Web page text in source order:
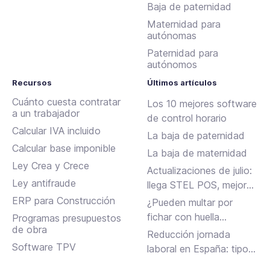
Baja de paternidad
Maternidad para
autónomas
Paternidad para
autónomos
Recursos
Cuánto cuesta contratar
a un trabajador
Calcular IVA incluido
Calcular base imponible
Ley Crea y Crece
Ley antifraude
ERP para Construcción
Programas presupuestos
de obra
Software TPV
Últimos artículos
Los 10 mejores software
de control horario
La baja de paternidad
La baja de maternidad
Actualizaciones de julio:
llega STEL POS, mejoras
en Assistant, albaranes
en Inbox y más
¿Pueden multar por
fichar con huella
dactilar?
Reducción jornada
laboral en España: tipos,